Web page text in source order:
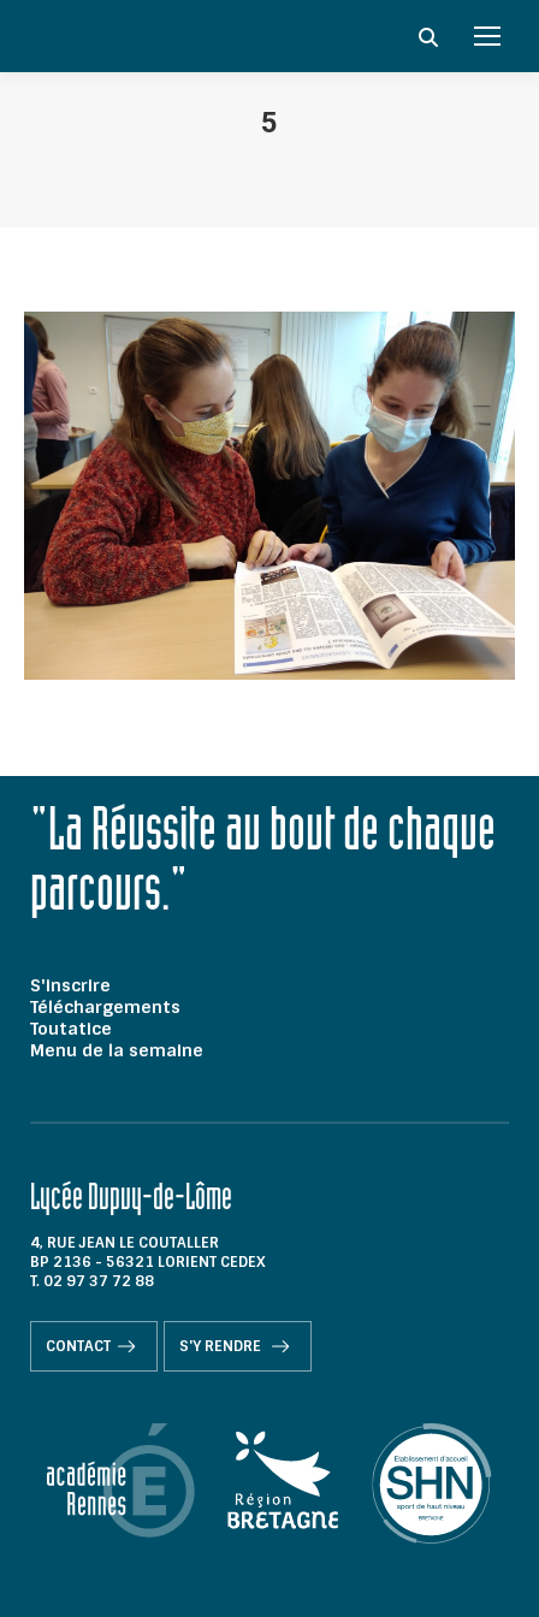
Search:
5
"La Réussite au bout de chaque
parcours."
S'inscrire
Téléchargements
Toutatice
Menu de la semaine
Lycée Dupuy-de-Lôme
4, RUE JEAN LE COUTALLER
BP 2136 - 56321 LORIENT CEDEX
T. 02 97 37 72 88
CONTACT S'Y RENDRE